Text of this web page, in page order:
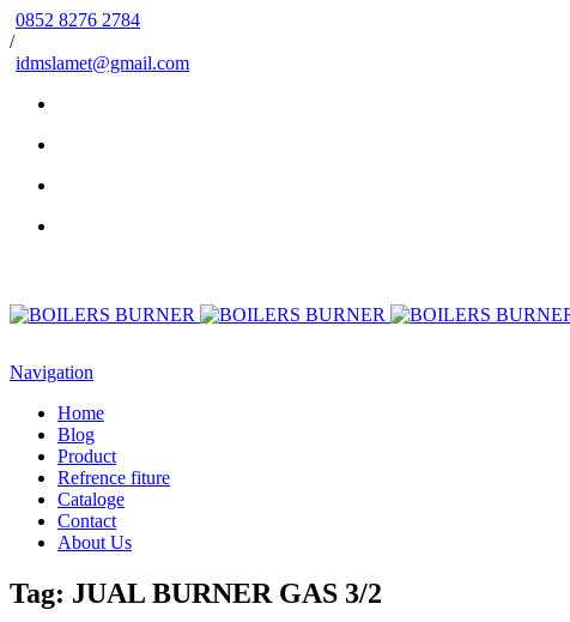
0852 8276 2784
/
idmslamet@gmail.com
Navigation
Home
Blog
Product
Refrence fiture
Cataloge
Contact
About Us
Tag: JUAL BURNER GAS 3/2